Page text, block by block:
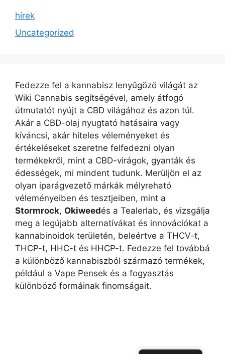
hírek
Uncategorized
Fedezze fel a kannabisz lenyűgöző világát az
Wiki Cannabis segítségével, amely átfogó
útmutatót nyújt a CBD világához és azon túl.
Akár a CBD-olaj nyugtató hatásaira vagy
kíváncsi, akár hiteles véleményeket és
értékeléseket szeretne felfedezni olyan
termékekről, mint a CBD-virágok, gyanták és
édességek, mi mindent tudunk. Merüljön el az
olyan iparágvezető márkák mélyreható
véleményeiben és tesztjeiben, mint a
Stormrock, Okiweedés a Tealerlab, és vizsgálja
meg a legújabb alternatívákat és innovációkat a
kannabinoidok területén, beleértve a THCV-t,
THCP-t, HHC-t és HHCP-t. Fedezze fel továbbá
a különböző kannabiszból származó termékek,
például a Vape Pensek és a fogyasztás
különböző formáinak finomságait.